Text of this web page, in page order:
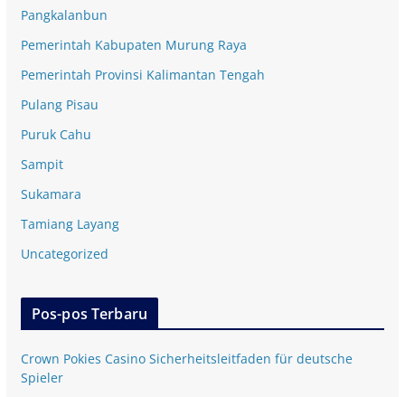
Pangkalanbun
Pemerintah Kabupaten Murung Raya
Pemerintah Provinsi Kalimantan Tengah
Pulang Pisau
Puruk Cahu
Sampit
Sukamara
Tamiang Layang
Uncategorized
Pos-pos Terbaru
Crown Pokies Casino Sicherheitsleitfaden für deutsche
Spieler